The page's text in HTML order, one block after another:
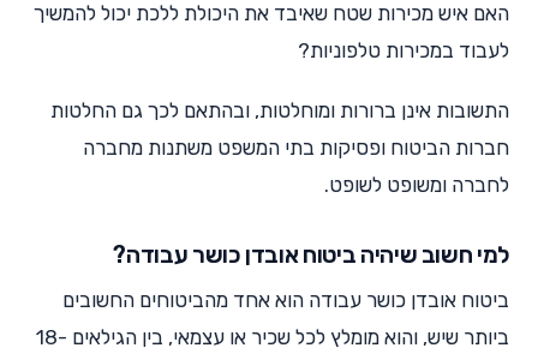
האם איש מכירות שטח שאיבד את היכולת ללכת יכול להמשיך
לעבוד במכירות טלפוניות?
התשובות אינן ברורות ומוחלטות, ובהתאם לכך גם החלטות
חברות הביטוח ופסיקות בתי המשפט משתנות מחברה
לחברה ומשופט לשופט.
למי חשוב שיהיה ביטוח אובדן כושר עבודה?
ביטוח אובדן כושר עבודה הוא אחד מהביטוחים החשובים
ביותר שיש, והוא מומלץ לכל שכיר או עצמאי, בין הגילאים 18-